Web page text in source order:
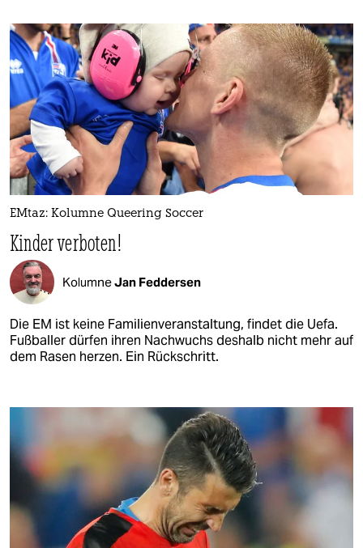
EMtaz: Kolumne Queering Soccer
Kinder verboten!
KolumneJan Feddersen
Die EM ist keine Familienveranstaltung, findet die Uefa.
Fußballer dürfen ihren Nachwuchs deshalb nicht mehr auf
dem Rasen herzen. Ein Rückschritt.